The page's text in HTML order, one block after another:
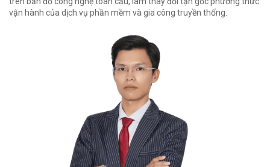
vận hành của dịch vụ phần mềm và gia công truyền thống.